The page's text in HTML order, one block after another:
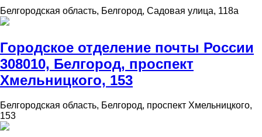
Белгородская область, Белгород, Садовая улица, 118а
Городское отделение почты России
308010, Белгород, проспект
Хмельницкого, 153
Белгородская область, Белгород, проспект Хмельницкого,
153